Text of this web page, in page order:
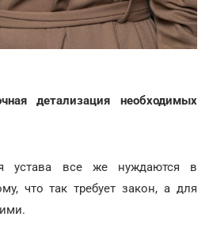
детализация необходимых
устава все же нуждаются в
что так требует закон, а для